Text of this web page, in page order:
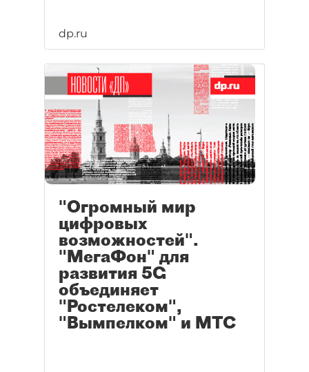
dp.ru
"Огромный мир
цифровых
возможностей".
"МегаФон" для
развития 5G
объединяет
"Ростелеком",
"Вымпелком" и МТС